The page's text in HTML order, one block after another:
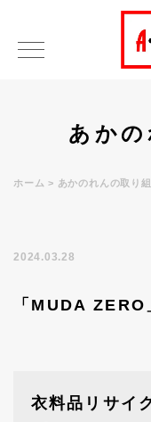
あか
ホーム あかのれんの取り
2024.03.28
「MUDA
衣料品リサイ